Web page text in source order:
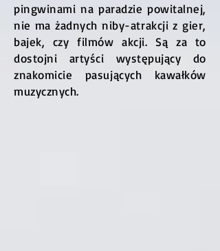
pingwinami na paradzie powitalnej,
nie ma żadnych niby-atrakcji z gier,
bajek, czy filmów akcji. Są za to
dostojni artyści występujący do
znakomicie pasujących kawałków
muzycznych.